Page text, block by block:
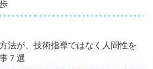
法が、技術指導ではなく人間性を
７選